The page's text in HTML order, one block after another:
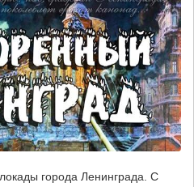
города Ленинграда. С